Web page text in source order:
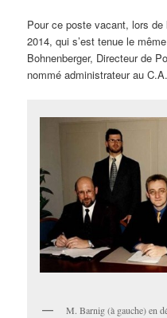
Pour ce poste vacant, lors de
2014, qui s’est tenue le
Bohnenberger, Directeur de
nommé administrateur au
M. Barnig (à gauche) en